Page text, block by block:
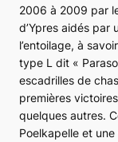
2006 à 2009 par
d’Ypres aidés par
l’entoilage, à
type L dit «
escadrilles de
premières
quelques autres.
Poelkapelle et